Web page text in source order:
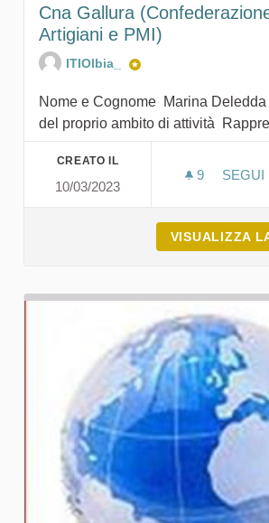
Cna Gallura
Artigiani e PMI)
ITIOlbia_
Nome e Cognome Marina
del proprio ambito di attività
CREATO IL
10/03/2023
9 9
SEGUI
VISUALIZZA